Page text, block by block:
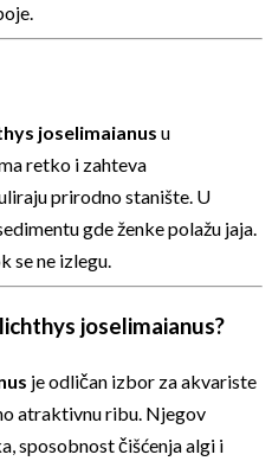
joselimaianus u
retko i zahteva
prirodno stanište. U
gde ženke polažu jaja.
se ne izlegu.
joselimaianus?
je odličan izbor za akvariste
atraktivnu ribu. Njegov
sposobnost čišćenja algi i